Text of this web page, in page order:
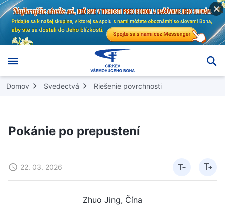
Domov Svedectvá Riešenie povrchnosti
Pokánie po prepustení
22. 03. 2026
Zhuo Jing, Čína